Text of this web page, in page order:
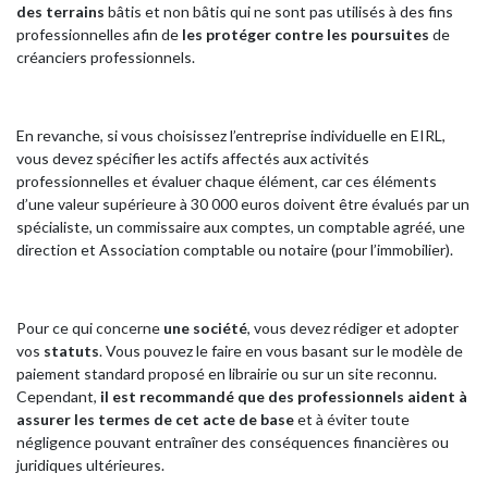
des terrains bâtis et non bâtis qui ne sont pas utilisés à des fins
professionnelles afin de les protéger contre les poursuites de
créanciers professionnels.
En revanche, si vous choisissez l’entreprise individuelle en EIRL,
vous devez spécifier les actifs affectés aux activités
professionnelles et évaluer chaque élément, car ces éléments
d’une valeur supérieure à 30 000 euros doivent être évalués par un
spécialiste, un commissaire aux comptes, un comptable agréé, une
direction et Association comptable ou notaire (pour l’immobilier).
Pour ce qui concerne une société, vous devez rédiger et adopter
vos statuts. Vous pouvez le faire en vous basant sur le modèle de
paiement standard proposé en librairie ou sur un site reconnu.
Cependant, il est recommandé que des professionnels aident à
assurer les termes de cet acte de baseet à éviter toute
négligence pouvant entraîner des conséquences financières ou
juridiques ultérieures.